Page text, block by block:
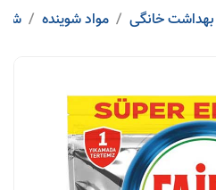
بهداشت خانگی مواد شوینده